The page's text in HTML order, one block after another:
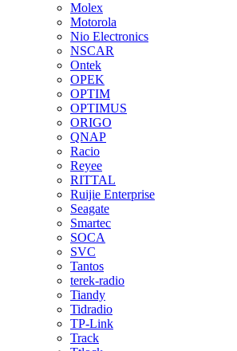
Molex
Motorola
Nio Electronics
NSCAR
Ontek
OPEK
OPTIM
OPTIMUS
ORIGO
QNAP
Racio
Reyee
RITTAL
Ruijie Enterprise
Seagate
Smartec
SOCA
SVC
Tantos
terek-radio
Tiandy
Tidradio
TP-Link
Track